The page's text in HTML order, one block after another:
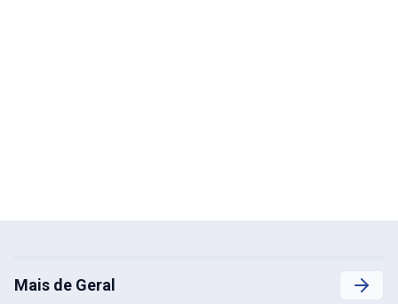
Mais de Geral